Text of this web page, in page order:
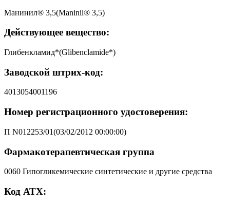
Манинил® 3,5(Maninil® 3,5)
Действующее вещество:
Глибенкламид*(Glibenclamide*)
Заводской штрих-код:
4013054001196
Номер регистрационного удостоверения:
П N012253/01(03/02/2012 00:00:00)
Фармакотерапевтическая группа
0060 Гипогликемические синтетические и другие средства
Код АТХ: